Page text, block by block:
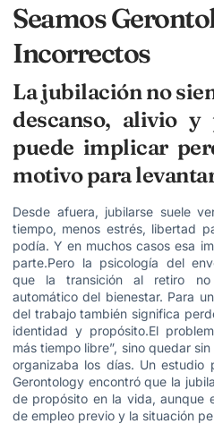
Seamos
Incorrectos
La jubilación no
descanso, alivio y
puede implicar
motivo para
Desde afuera, jubilarse suele
tiempo, menos estrés, libertad
podía. Y en muchos casos esa
parte.Pero la psicología del
que la transición al retiro
automático del bienestar. Para
del trabajo también significa
identidad y propósito.El
más tiempo libre”, sino quedar
organizaba los días. Un estudio
Gerontology encontró que la
de propósito en la vida, aunque
de empleo previo y la situación